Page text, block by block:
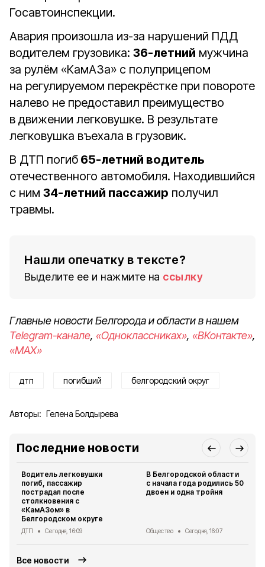
Госавтоинспекции.
Авария произошла из-за нарушений ПДД
водителем грузовика: 36-летний мужчина
за рулём «КамАЗа» с полуприцепом
на регулируемом перекрёстке при повороте
налево не предоставил преимущество
в движении легковушке. В результате
легковушка въехала в грузовик.
В ДТП погиб 65-летний водитель
отечественного автомобиля. Находившийся
с ним 34-летний пассажир получил
травмы.
Нашли опечатку в тексте?
Выделите ее и нажмите на ссылку
Главные новости Белгорода и области в нашем
Telegram-канале, «Одноклассниках», «ВКонтакте»,
«MAX»
дтп погибший белгородский округ
Авторы: Гелена Болдырева
Последние новости
Водитель легковушки
погиб, пассажир
пострадал после
столкновения с
«КамАЗом» в
Белгородском округе
ДТП Сегодня, 16:09
В Белгородской области
с начала года родились 50
двоен и одна тройня
Общество Сегодня, 16:07
Все новости